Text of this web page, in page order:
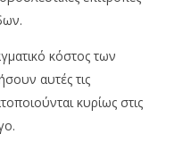
κόστος των
αυτές τις
κυρίως στις